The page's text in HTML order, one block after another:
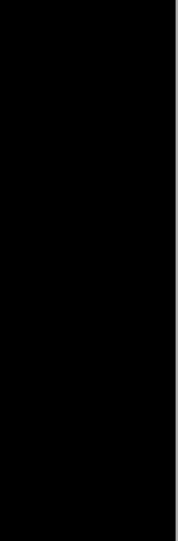
Party
o subtítulos que
o contratar un